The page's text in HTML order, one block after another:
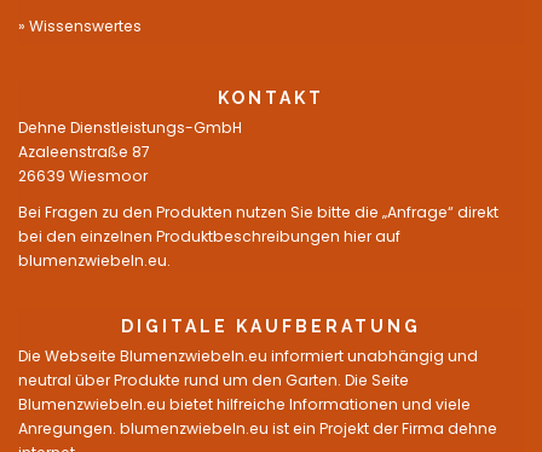
Wissenswertes
KONTAKT
Dehne Dienstleistungs-GmbH
Azaleenstraße 87
26639 Wiesmoor
Bei Fragen zu den Produkten nutzen Sie bitte die „Anfrage“ direkt
bei den einzelnen Produktbeschreibungen hier auf
blumenzwiebeln.eu.
DIGITALE KAUFBERATUNG
Die Webseite Blumenzwiebeln.eu informiert unabhängig und
neutral über Produkte rund um den Garten. Die Seite
Blumenzwiebeln.eu bietet hilfreiche Informationen und viele
Anregungen. blumenzwiebeln.eu ist ein Projekt der Firma dehne